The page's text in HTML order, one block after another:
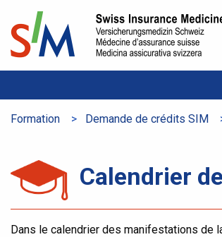
Formation Demande de crédits SIM
Calendrier
Dans le calendrier des manifestations de